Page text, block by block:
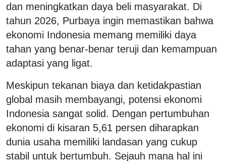
dan meningkatkan daya beli masyarakat. Di
tahun 2026, Purbaya ingin memastikan bahwa
ekonomi Indonesia memang memiliki daya
tahan yang benar-benar teruji dan kemampuan
adaptasi yang ligat.
Meskipun tekanan biaya dan ketidakpastian
global masih membayangi, potensi ekonomi
Indonesia sangat solid. Dengan pertumbuhan
ekonomi di kisaran 5,61 persen diharapkan
dunia usaha memiliki landasan yang cukup
stabil untuk bertumbuh. Sejauh mana hal ini